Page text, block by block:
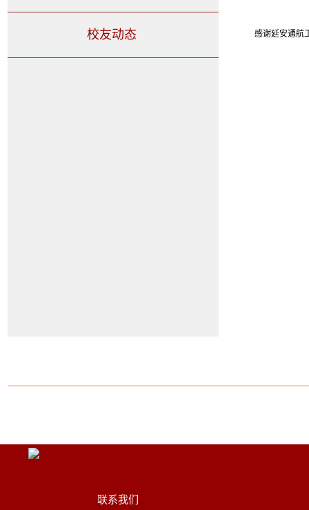
校友动态 感谢延安通航
联系我们